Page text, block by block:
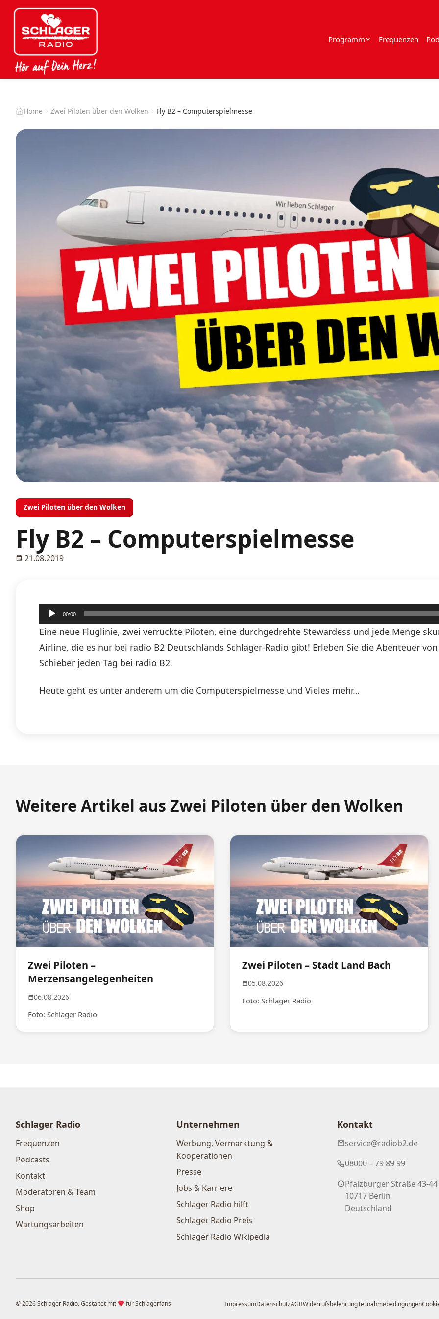
Programm Frequenzen
Home Zwei Piloten über den Wolken Fly B2 – Computerspielmesse
Zwei Piloten über den Wolken
Fly B2 – Computerspielmesse
21.08.2019
Audio-
Player
00:00
Eine neue Fluglinie, zwei verrückte Piloten, eine durchgedrehte Stewardess und jede Menge
Airline, die es nur bei radio B2 Deutschlands Schlager-Radio gibt! Erleben Sie die Abenteuer
Schieber jeden Tag bei radio B2.
Heute geht es unter anderem um die Computerspielmesse und Vieles mehr…
Weitere Artikel aus Zwei Piloten über den Wolken
Zwei Piloten –
Merzensangelegenheiten
06.08.2026
Foto: Schlager Radio
Zwei Piloten – Stadt Land Bach
05.08.2026
Foto: Schlager Radio
Schlager Radio
Frequenzen
Podcasts
Kontakt
Moderatoren & Team
Shop
Wartungsarbeiten
Unternehmen
Werbung, Vermarktung &
Kooperationen
Presse
Jobs & Karriere
Schlager Radio hilft
Schlager Radio Preis
Schlager Radio Wikipedia
Kontakt
service@radiob2.de
08000 – 79 89 99
Pfalzburger Straße 43-44
10717 Berlin
Deutschland
© 2026 Schlager Radio. Gestaltet mit für Schlagerfans ImpressumDatenschutzAGBWiderrufsbelehrungTeilnahmebedingungen